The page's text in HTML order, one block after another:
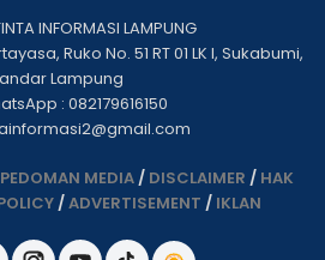
INFORMASI LAMPUNG
Ruko No. 51 RT 01 LK I, Sukabumi,
Lampung
: 082179616150
PEDOMAN MEDIA/ DISCLAIMER / HAK
/ADVERTISEMENT / IKLAN